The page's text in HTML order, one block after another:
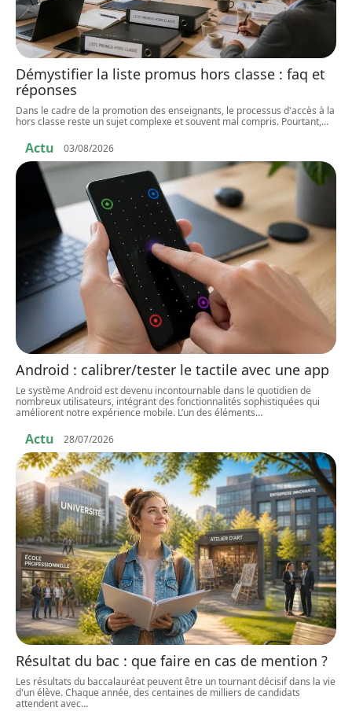
Démystifier la liste promus hors classe : faq et
réponses
Dans le cadre de la promotion des enseignants, le processus d'accès à la
hors classe reste un sujet complexe et souvent mal compris. Pourtant,…
Actu 03/08/2026
Android : calibrer/tester le tactile avec une app
Le système Android est devenu incontournable dans le quotidien de
nombreux utilisateurs, intégrant des fonctionnalités sophistiquées qui
améliorent notre expérience mobile. L’un des éléments…
Actu 28/07/2026
Résultat du bac : que faire en cas de mention ?
Les résultats du baccalauréat peuvent être un tournant décisif dans la vie
d'un élève. Chaque année, des centaines de milliers de candidats
attendent avec…